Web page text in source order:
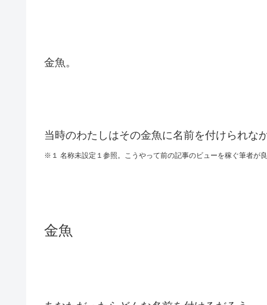
金魚。
当時のわたしはその金魚に名前を付けられなか
※１ 名称未設定１参照。こうやって前の記事のビューを稼ぐ筆者が良
金魚